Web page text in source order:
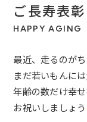
ご長寿表彰
HAPPY AGING
最近、走るのが
まだ若いもんに
年齢の数だけ幸
お祝いしましょう